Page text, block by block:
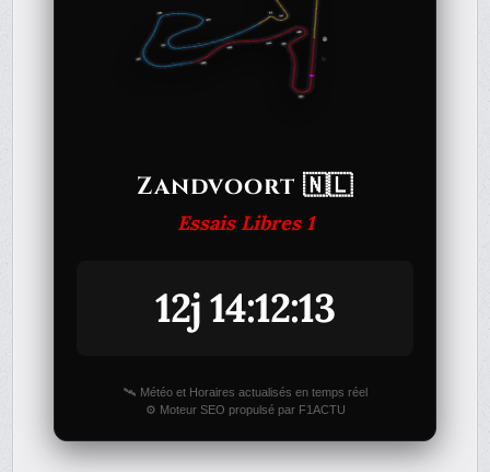
Zandvoort 🇳🇱
Essais Libres 1
12j 14:12:13
🛰️ Météo et Horaires actualisés en temps réel
⚙️ Moteur SEO propulsé par F1ACTU